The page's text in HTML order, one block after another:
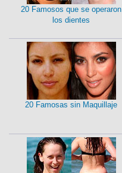
20 Famosos que se operaron
los dientes
20 Famosas sin Maquillaje